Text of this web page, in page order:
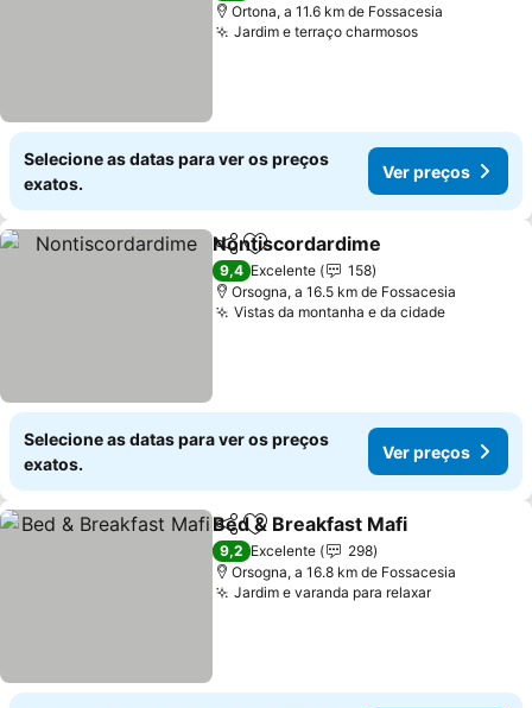
Ortona, a 11.6 km de Fossacesia
Jardim e terraço charmososVer preços
Selecione as datas para ver os preços
exatos.
Ver preços
PartilharAdicionar aos favoritos
Nontiscordardime
9,4 Excelente
158
Orsogna, a 16.5 km de Fossacesia
Vistas da montanha e da cidadeVer
Selecione as datas para ver os preços
exatos.
Ver preços
PartilharAdicionar aos favoritos
Bed & Breakfast Mafi
9,2 Excelente
298
Orsogna, a 16.8 km de Fossacesia
Jardim e varanda para relaxarVer preços